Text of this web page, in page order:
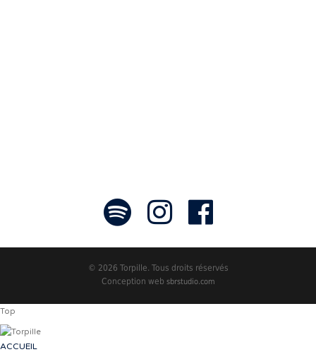
© 2026 Torpille. Tous droits réservés
Conception web sbrstudio.com
Top
ACCUEIL